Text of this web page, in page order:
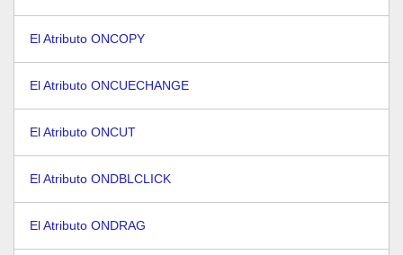
El Atributo ONCOPY
El Atributo ONCUECHANGE
El Atributo ONCUT
El Atributo ONDBLCLICK
El Atributo ONDRAG